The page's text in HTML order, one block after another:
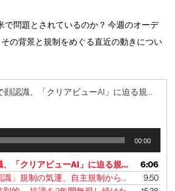
で問題とされているのか？ 今週のオーデ
の背景と規制をめぐる直近の動きについ
ネット画像で顔認識、「クリアビューAI」に迫る規制包囲網
00:00
クリアビューAI」に迫る規制包囲網 6:06
制の気運、自主規制から近く法制化へ
9:50